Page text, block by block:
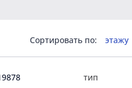
Сортировать по: этажу
тип